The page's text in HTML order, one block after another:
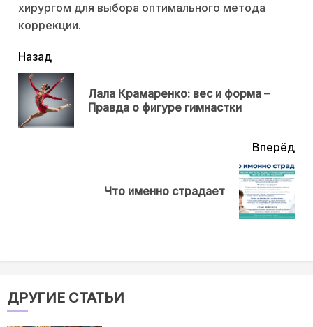
хирургом для выбора оптимального метода
коррекции.
читать
еще
Назад
Лала Крамаренко: вес и форма –
Правда о фигуре гимнастки
Вперёд
Что именно страдает
ДРУГИЕ СТАТЬИ